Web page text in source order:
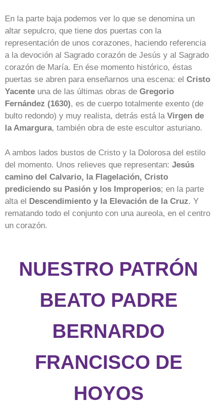
En la parte baja podemos ver lo que se denomina un
altar sepulcro, que tiene dos puertas con la
representación de unos corazones, haciendo referencia
a la devoción al Sagrado corazón de Jesús y al Sagrado
corazón de María. En ése momento histórico, éstas
puertas se abren para enseñarnos una escena: el Cristo
Yacente una de las últimas obras de Gregorio
Fernández (1630), es de cuerpo totalmente exento (de
bulto redondo) y muy realista, detrás está la Virgen de
la Amargura, también obra de este escultor asturiano.
A ambos lados bustos de Cristo y la Dolorosa del estilo
del momento. Unos relieves que representan: Jesús
camino del Calvario, la Flagelación, Cristo
prediciendo su Pasión y los Improperios; en la parte
alta el Descendimiento y la Elevación de la Cruz. Y
rematando todo el conjunto con una aureola, en el centro
un corazón.
NUESTRO PATRÓN
BEATO PADRE
BERNARDO
FRANCISCO DE
HOYOS